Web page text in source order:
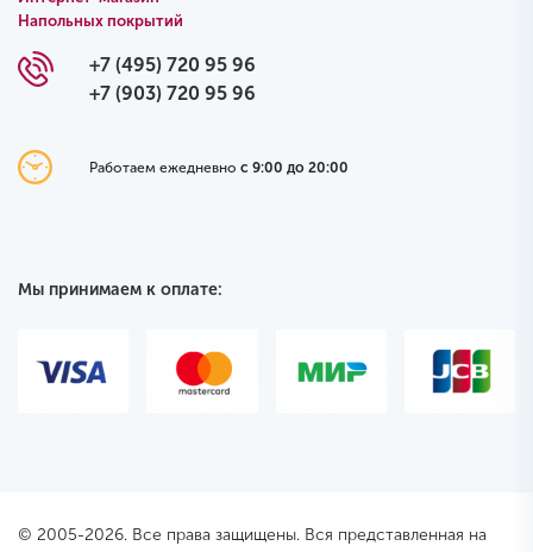
Напольных покрытий
+7 (495) 720 95 96
+7 (903) 720 95 96
Работаем ежедневно с 9:00 до 20:00
Мы принимаем к оплате:
© 2005-2026. Все права защищены. Вся представленная на